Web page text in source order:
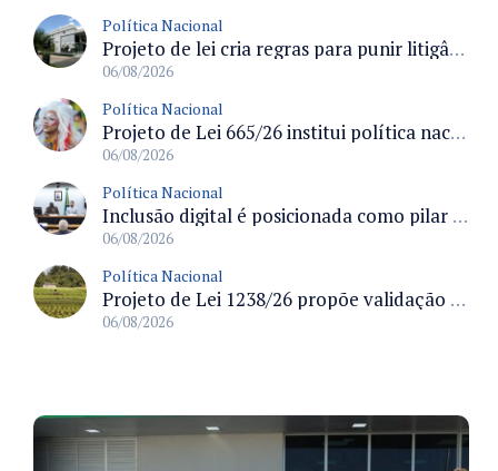
Política Nacional
Projeto de lei cria regras para punir litigância abusiva reversa e integrar sistemas do Judiciário
06/08/2026
Política Nacional
Projeto de Lei 665/26 institui política nacional para prevenção ao transfeminicídio e prevê medidas de proteção e reparação
06/08/2026
Política Nacional
Inclusão digital é posicionada como pilar essencial da reurbanização de favelas e periferias
06/08/2026
Política Nacional
Projeto de Lei 1238/26 propõe validação automática do Cadastro Ambiental Rural para imóveis de até quatro módulos fiscais
06/08/2026